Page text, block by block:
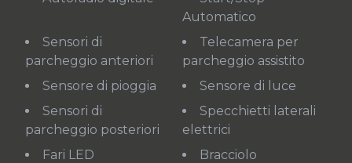
Automatico
Sensori di
parcheggio anteriori
Telecamera per
parcheggio assistito
Sensore di pioggia
Sensore di luce
Sensori di
parcheggio posteriori
Specchietti laterali
elettrici
Fari LED
Bracciolo